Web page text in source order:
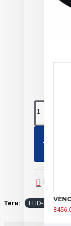
В
Теги: FHD-120N